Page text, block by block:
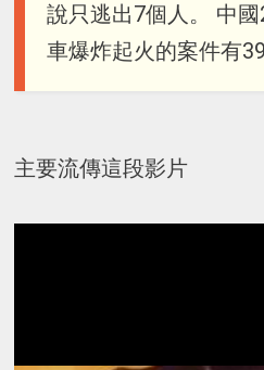
說只逃出7個人。 中
車爆炸起火的案件有39
主要流傳這段影片